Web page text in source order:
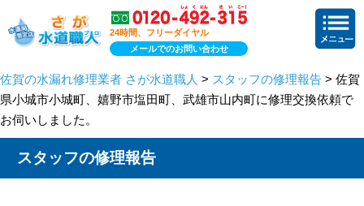
24時間、フリーダイヤル
メールでのお問い合わせ
佐賀の水漏れ修理業者 さが水道職人 > スタッフの修理報告 > 佐賀
県小城市小城町、嬉野市塩田町、武雄市山内町に修理交換依頼で
お伺いしました。
スタッフの修理報告